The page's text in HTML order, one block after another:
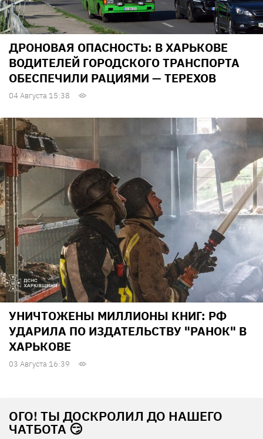
ДРОНОВАЯ ОПАСНОСТЬ: В ХАРЬКОВЕ
ВОДИТЕЛЕЙ ГОРОДСКОГО ТРАНСПОРТА
ОБЕСПЕЧИЛИ РАЦИЯМИ — ТЕРЕХОВ
04 Августа 15:38
УНИЧТОЖЕНЫ МИЛЛИОНЫ КНИГ: РФ
УДАРИЛА ПО ИЗДАТЕЛЬСТВУ "РАНОК" В
ХАРЬКОВЕ
03 Августа 16:39
ОГО! ТЫ ДОСКРОЛИЛ ДО НАШЕГО
ЧАТБОТА 😏